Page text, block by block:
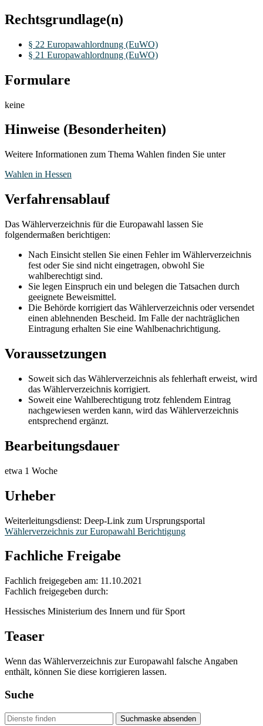
Rechtsgrundlage(n)
§ 22 Europawahlordnung (EuWO)
§ 21 Europawahlordnung (EuWO)
Formulare
keine
Hinweise (Besonderheiten)
Weitere Informationen zum Thema Wahlen finden Sie unter
Wahlen in Hessen
Verfahrensablauf
Das Wählerverzeichnis für die Europawahl lassen Sie
folgendermaßen berichtigen:
Nach Einsicht stellen Sie einen Fehler im Wählerverzeichnis
fest oder Sie sind nicht eingetragen, obwohl Sie
wahlberechtigt sind.
Sie legen Einspruch ein und belegen die Tatsachen durch
geeignete Beweismittel.
Die Behörde korrigiert das Wählerverzeichnis oder versendet
einen ablehnenden Bescheid. Im Falle der nachträglichen
Eintragung erhalten Sie eine Wahlbenachrichtigung.
Voraussetzungen
Soweit sich das Wählerverzeichnis als fehlerhaft erweist, wird
das Wählerverzeichnis korrigiert.
Soweit eine Wahlberechtigung trotz fehlendem Eintrag
nachgewiesen werden kann, wird das Wählerverzeichnis
entsprechend ergänzt.
Bearbeitungsdauer
etwa 1 Woche
Urheber
Weiterleitungsdienst: Deep-Link zum Ursprungsportal
Wählerverzeichnis zur Europawahl Berichtigung
Fachliche Freigabe
Fachlich freigegeben am: 11.10.2021
Fachlich freigegeben durch:
Hessisches Ministerium des Innern und für Sport
Teaser
Wenn das Wählerverzeichnis zur Europawahl falsche Angaben
enthält, können Sie diese korrigieren lassen.
Suche
Suchmaske absenden